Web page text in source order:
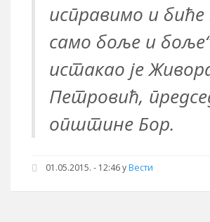
исправимо и
само боље и
истакао је
Петровић,
општине Бор.
01.05.2015. - 12:46 уВести